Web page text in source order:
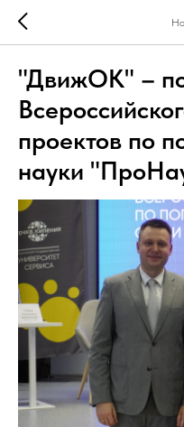
"ДвижОК" –
проектов по
науки